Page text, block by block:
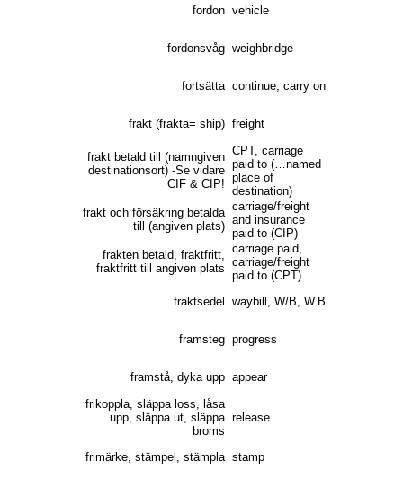
fordon vehicle
fordonsvåg weighbridge
fortsätta continue, carry on
frakt (frakta= ship) freight
frakt betald till (namngiven
destinationsort) -Se vidare
CIF & CIP!
CPT, carriage
paid to (…named
place of
destination)
frakt och försäkring betalda
till (angiven plats)
carriage/freight
and insurance
paid to (CIP)
frakten betald, fraktfritt,
fraktfritt till angiven plats
carriage paid,
carriage/freight
paid to (CPT)
fraktsedel
waybill, W/B, W.B
framsteg progress
framstå, dyka upp appear
frikoppla, släppa loss, låsa
upp, släppa ut, släppa
broms
release
frimärke, stämpel, stämpla stamp